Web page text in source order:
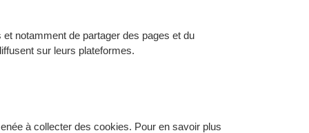
notamment de partager des pages et du
sur leurs plateformes.
à collecter des cookies. Pour en savoir plus